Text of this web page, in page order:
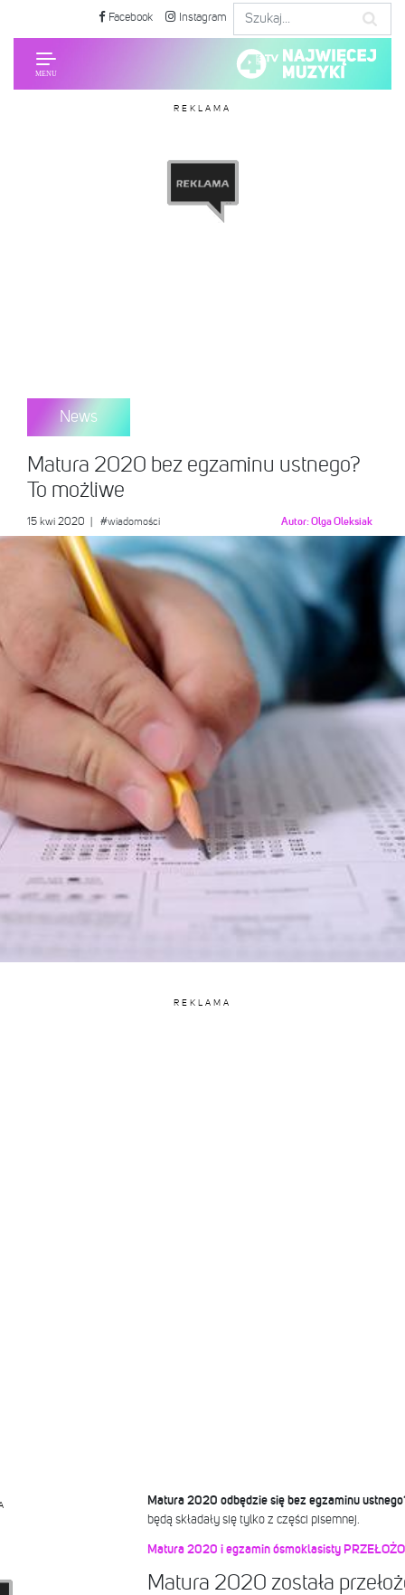
Facebook Instagram
REKLAMA
News
Matura 2020 bez egzaminu ustnego?
To możliwe
15 kwi 2020 #wiadomości Autor:Olga Oleksiak
REKLAMA
Matura 2020 odbędzie się bez egzaminu
będą składały się tylko z części pisemnej.
Matura 2020 i egzamin ósmoklasisty
Matura 2020 została